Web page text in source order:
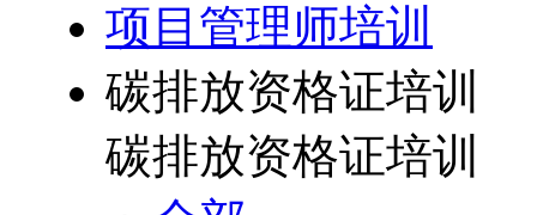
项目管理师培训
碳排放资格证培训
碳排放资格证培训